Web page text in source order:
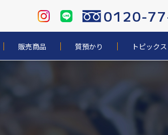
0120-
販売商品 質預かり トピックス